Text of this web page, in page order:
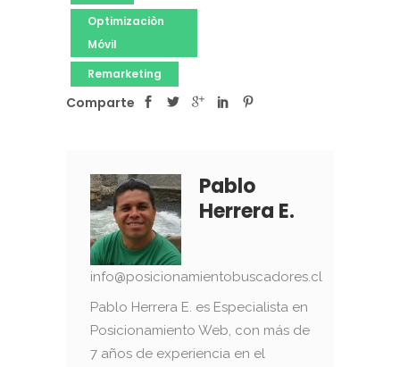
Optimizaciòn
Móvil
Remarketing
Comparte
Pablo
Herrera E.
info@posicionamientobuscadores.cl
Pablo Herrera E. es Especialista en
Posicionamiento Web, con más de
7 años de experiencia en el